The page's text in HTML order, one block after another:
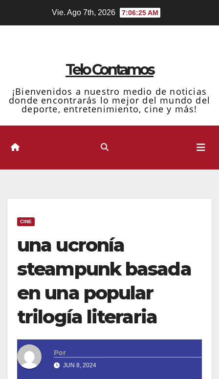
Vie. Ago 7th, 2026 7:06:26 AM
Telo Contamos
¡Bienvenidos a nuestro medio de noticias
donde encontrarás lo mejor del mundo del
deporte, entretenimiento, cine y más!
CINE
una ucronía
steampunk basada
en una popular
trilogía literaria
Por
JUN 8, 2024